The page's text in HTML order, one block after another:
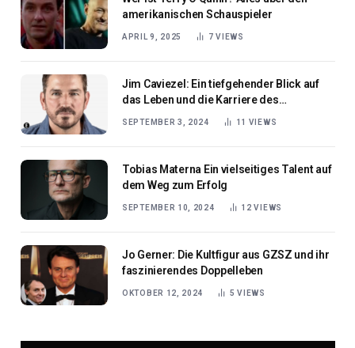
amerikanischen Schauspieler
APRIL 9, 2025 7VIEWS
Jim Caviezel: Ein tiefgehender Blick auf
das Leben und die Karriere des
Hollywood-Stars
SEPTEMBER 3, 2024 11 VIEWS
Tobias Materna Ein vielseitiges Talent auf
dem Weg zum Erfolg
SEPTEMBER 10, 2024 12VIEWS
Jo Gerner: Die Kultfigur aus GZSZ und ihr
faszinierendes Doppelleben
OKTOBER 12, 2024 5VIEWS